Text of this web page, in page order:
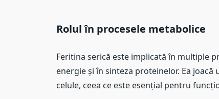
Rolul în procesele metabolice
Feritina serică este implicată în multiple
energie și în sinteza proteinelor. Ea
celule, ceea ce este esențial pentru